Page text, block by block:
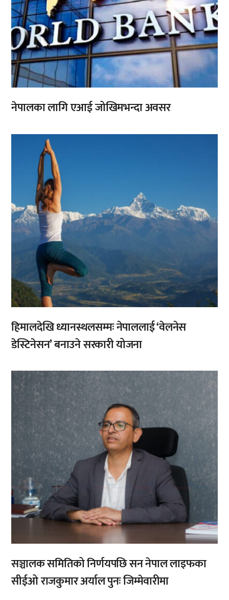
नेपालका लागि एआई जोखिमभन्दा अवसर
हिमालदेखि ध्यानस्थलसम्मः नेपाललाई ‘वेलनेस
डेस्टिनेसन’ बनाउने सरकारी योजना
सञ्चालक समितिको निर्णयपछि सन नेपाल लाइफका
सीईओ राजकुमार अर्याल पुनः जिम्मेवारीमा